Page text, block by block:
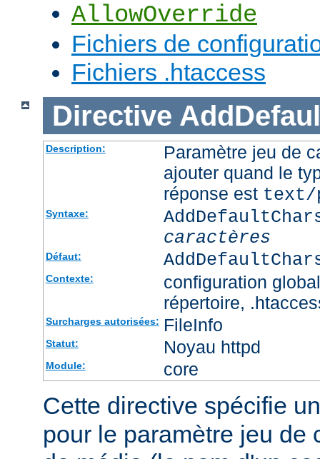
AllowOverride
Fichiers de
Fichiers .htaccess
Directive
Description:
Paramètre jeu de
ajouter quand le
réponse est text/
Syntaxe:
caractères
Défaut:
Contexte:
configuration
répertoire,
Surcharges autorisées: FileInfo
Statut: Noyau httpd
Module: core
Cette directive spécifie
pour le paramètre jeu de